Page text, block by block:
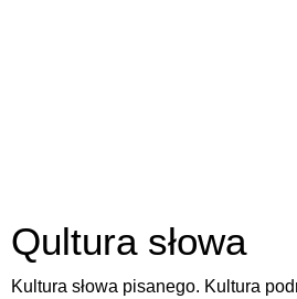
Qultura słowa
Kultura słowa pisanego. Kultura